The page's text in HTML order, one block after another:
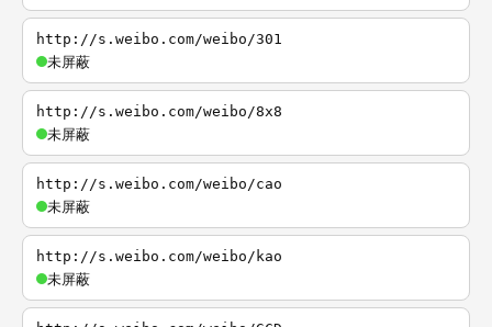
http://s.weibo.com/weibo/301
未屏蔽
http://s.weibo.com/weibo/8x8
未屏蔽
http://s.weibo.com/weibo/cao
未屏蔽
http://s.weibo.com/weibo/kao
未屏蔽